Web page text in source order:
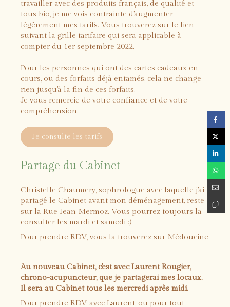
travailler avec des produits français, de qualité et
tous bio, je me vois contrainte d'augmenter
légèrement mes tarifs. Vous trouverez sur le lien
suivant la grille tarifaire qui sera applicable à
compter du 1er septembre 2022.
Pour les personnes qui ont des cartes cadeaux en
cours, ou des forfaits déjà entamés, cela ne change
rien jusqu'à la fin de ces forfaits.
Je vous remercie de votre confiance et de votre
compréhension.
Je consulte les tarifs
Partage du Cabinet
Christelle Chaumery, sophrologue avec laquelle j'ai
partagé le Cabinet avant mon déménagement, reste
sur la Rue Jean Mermoz. Vous pourrez toujours la
consulter les mardi et samedi :)
Pour prendre RDV, vous la trouverez sur Médoucine
Au nouveau Cabinet, c'est avec Laurent Rougier,
chrono-acupuncteur, que je partagerai mes locaux.
Il sera au Cabinet tous les mercredi après midi.
Pour prendre RDV avec Laurent, ou pour tout